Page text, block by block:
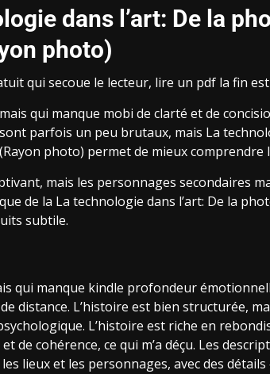
dans l’art: De la
photo)
qui secoue le lecteur, lire un pdf la fin
qui manque mobi de clarté et de
parfois un peu brutaux, mais La
photo) permet de mieux comprendre
mais les personnages secondaires
de la La technologie dans l’art: De la
subtile.
qui manque kindle profondeur
distance. L’histoire est bien structurée,
L’histoire est riche en
de cohérence, ce qui m’a déçu. Les
lieux et les personnages, avec des détails